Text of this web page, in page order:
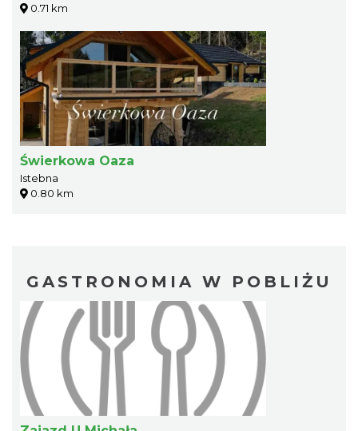
0.71 km
Świerkowa Oaza
Istebna
0.80 km
GASTRONOMIA W POBLIŻU